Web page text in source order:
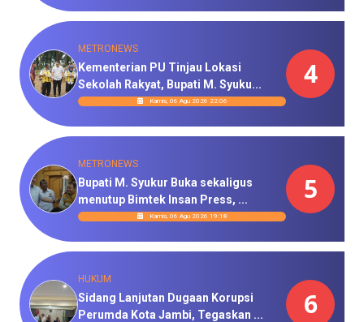
METRONEWS
Kementerian PU Tinjau Lokasi
Sekolah Rakyat, Bupati M. Syuku...
Kamis, 06 Agu 2026 22:06
4
METRONEWS
Bupati M. Syukur Buka sekaligus
menutup Bimtek Insan Press, ...
Kamis, 06 Agu 2026 19:18
5
HUKUM
Sidang Lanjutan Dugaan Korupsi
Perumda Kota Jambi, Tegaskan ...
6